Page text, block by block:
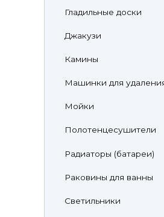
Гладильные доски
Джакузи
Камины
Машинки для
Мойки
Полотенцесушители
Радиаторы (батареи)
Раковины для ванны
Светильники